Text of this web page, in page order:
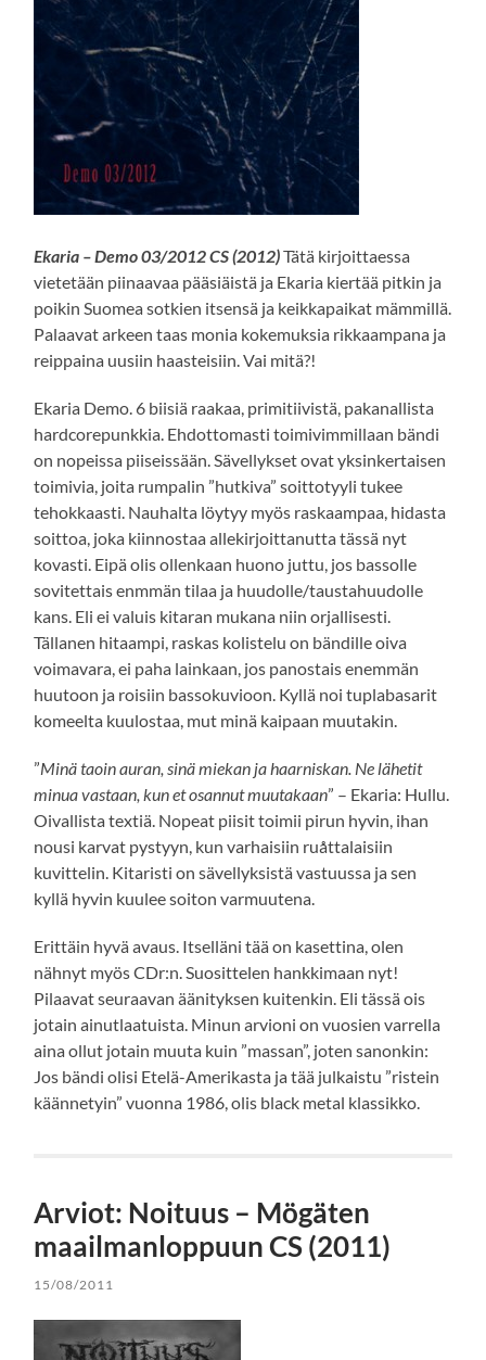
Ekaria – Demo 03/2012 CS (2012)Tätä kirjoittaessa
vietetään piinaavaa pääsiäistä ja Ekaria kiertää pitkin ja
poikin Suomea sotkien itsensä ja keikkapaikat mämmillä.
Palaavat arkeen taas monia kokemuksia rikkaampana ja
reippaina uusiin haasteisiin. Vai mitä?!
Ekaria Demo. 6 biisiä raakaa, primitiivistä, pakanallista
hardcorepunkkia. Ehdottomasti toimivimmillaan bändi
on nopeissa piiseissään. Sävellykset ovat yksinkertaisen
toimivia, joita rumpalin ”hutkiva” soittotyyli tukee
tehokkaasti. Nauhalta löytyy myös raskaampaa, hidasta
soittoa, joka kiinnostaa allekirjoittanutta tässä nyt
kovasti. Eipä olis ollenkaan huono juttu, jos bassolle
sovitettais enmmän tilaa ja huudolle/taustahuudolle
kans. Eli ei valuis kitaran mukana niin orjallisesti.
Tällanen hitaampi, raskas kolistelu on bändille oiva
voimavara, ei paha lainkaan, jos panostais enemmän
huutoon ja roisiin bassokuvioon. Kyllä noi tuplabasarit
komeelta kuulostaa, mut minä kaipaan muutakin.
”Minä taoin auran, sinä miekan ja haarniskan. Ne lähetit
minua vastaan, kun et osannut muutakaan” – Ekaria: Hullu.
Oivallista textiä. Nopeat piisit toimii pirun hyvin, ihan
nousi karvat pystyyn, kun varhaisiin ruåttalaisiin
kuvittelin. Kitaristi on sävellyksistä vastuussa ja sen
kyllä hyvin kuulee soiton varmuutena.
Erittäin hyvä avaus. Itselläni tää on kasettina, olen
nähnyt myös CDr:n. Suosittelen hankkimaan nyt!
Pilaavat seuraavan äänityksen kuitenkin. Eli tässä ois
jotain ainutlaatuista. Minun arvioni on vuosien varrella
aina ollut jotain muuta kuin ”massan”, joten sanonkin:
Jos bändi olisi Etelä-Amerikasta ja tää julkaistu ”ristein
käännetyin” vuonna 1986, olis black metal klassikko.
Arviot: Noituus – Mögäten
maailmanloppuun CS (2011)
15/08/2011